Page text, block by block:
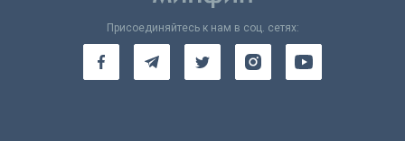
Присоединяйтесь к нам в соц. сетях: